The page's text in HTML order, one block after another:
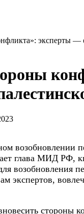
эксперты
возобновлении
глава МИД РФ,
возобновления
экспертов,